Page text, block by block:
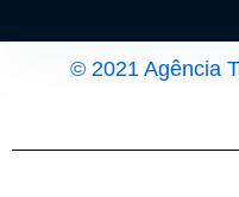
© 2021 Agência